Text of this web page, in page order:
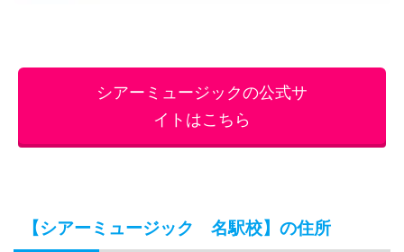
シアーミュージックの公式サ
イトはこちら
【シアーミュージック 名駅校】の住所